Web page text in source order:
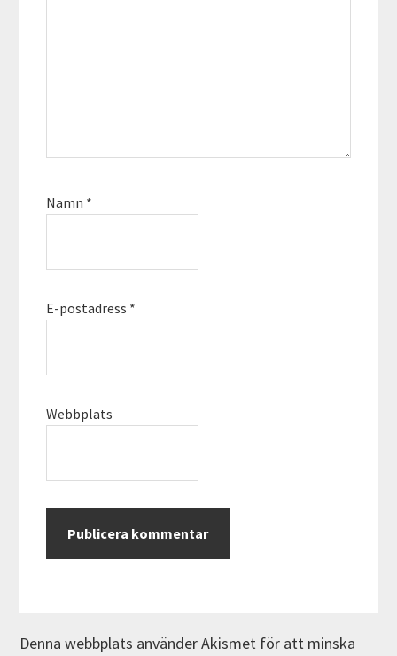
Namn *
E-postadress *
Webbplats
Denna webbplats använder Akismet för att minska